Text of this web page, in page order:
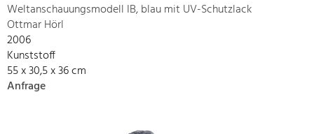
Weltanschauungsmodell IB, blau mit UV-Schutzlack
Ottmar Hörl
2006
Kunststoff
55 x 30,5 x 36 cm
Anfrage